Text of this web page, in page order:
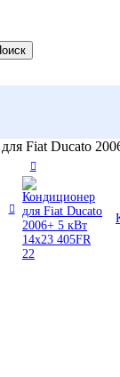
Fiat Ducato